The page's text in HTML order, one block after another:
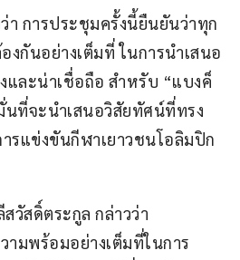
า การประชุมครั้งนี้ยืนยันว่าทุก
กันอย่างเต็มที่ ในการนำเสนอ
และน่าเชื่อถือ สำหรับ “แบงค็
นที่จะนำเสนอวิสัยทัศน์ที่ทรง
รแข่งขันกีฬาเยาวชนโอลิมปิก
สดิ์ตระกูล กล่าวว่า
ามพร้อมอย่างเต็มที่ในการ